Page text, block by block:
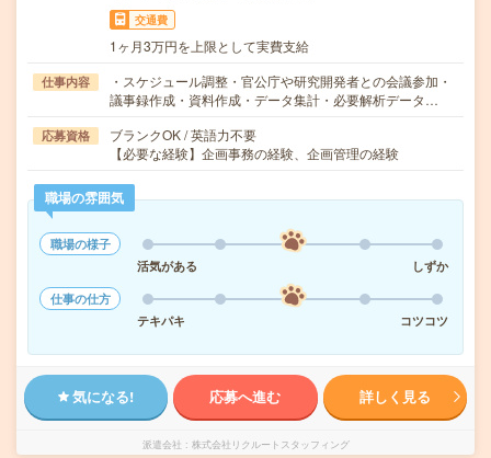
交通費
1ヶ月3万円を上限として実費支給
仕事内容
・スケジュール調整・官公庁や研究開発者との会議参加・
議事録作成・資料作成・データ集計・必要解析データ…
応募資格
ブランクOK / 英語力不要
【必要な経験】企画事務の経験、企画管理の経験
職場の雰囲気
職場の様子
活気がある
しずか
仕事の仕方
テキパキ
コツコツ
気になる! 応募へ進む 詳しく見る
派遣会社 株式会社リクルートスタッフィング